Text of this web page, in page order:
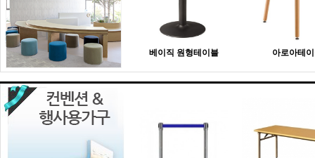
베이직 원형테이블 아로아테